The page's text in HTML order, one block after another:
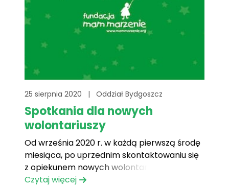
25 sierpnia 2020 | Oddział Bydgoszcz
Spotkania dla nowych
wolontariuszy
Od września 2020 r. w każdą pierwszą środę
miesiąca, po uprzednim skontaktowaniu się
z opiekunem nowych wolontariuszy Martą
Jędro (kom. 724 126 800), odbywać będą się
Czytaj więcej